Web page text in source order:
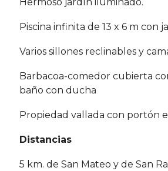
Hermoso jardín iluminado.
Piscina infinita de 13 x 6 m con
Varios sillones reclinables y
Barbacoa-comedor cubierta
baño con ducha
Propiedad vallada con portón
Distancias
5 km. de San Mateo y de San